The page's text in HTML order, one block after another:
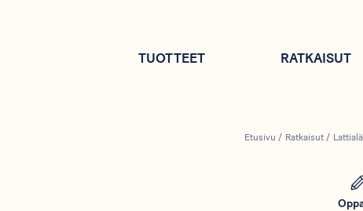
TUOTTEET RATKAISUT
Etusivu / Ratkaisut/